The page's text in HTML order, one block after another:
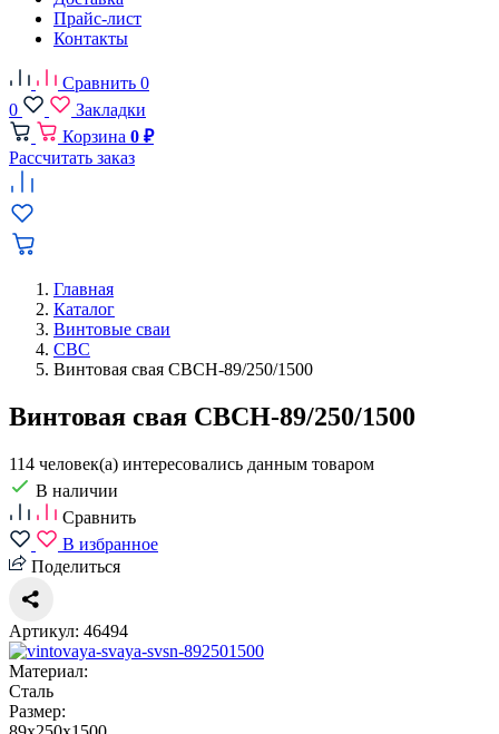
Прайс-лист
Контакты
Сравнить 0
0
Закладки
Корзина 0 ₽
Рассчитать заказ
Главная
Каталог
Винтовые сваи
СВС
Винтовая свая СВСН-89/250/1500
Винтовая свая СВСН-89/250/1500
114 человек(а) интересовались данным товаром
В наличии
Сравнить
В избранное
Поделиться
Артикул: 46494
Материал:
Сталь
Размер: